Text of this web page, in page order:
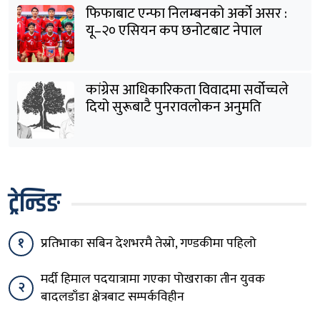
फिफाबाट एन्फा निलम्बनको अर्को असर :
यू–२० एसियन कप छनोटबाट नेपाल
बाहिरियो
कांग्रेस आधिकारिकता विवादमा सर्वोच्चले
दियो सुरूबाटै पुनरावलोकन अनुमति
ट्रेन्डिङ
१ प्रतिभाका सबिन देशभरमै तेस्रो, गण्डकीमा पहिलो
२
मर्दी हिमाल पदयात्रामा गएका पोखराका तीन युवक
बादलडाँडा क्षेत्रबाट सम्पर्कविहीन